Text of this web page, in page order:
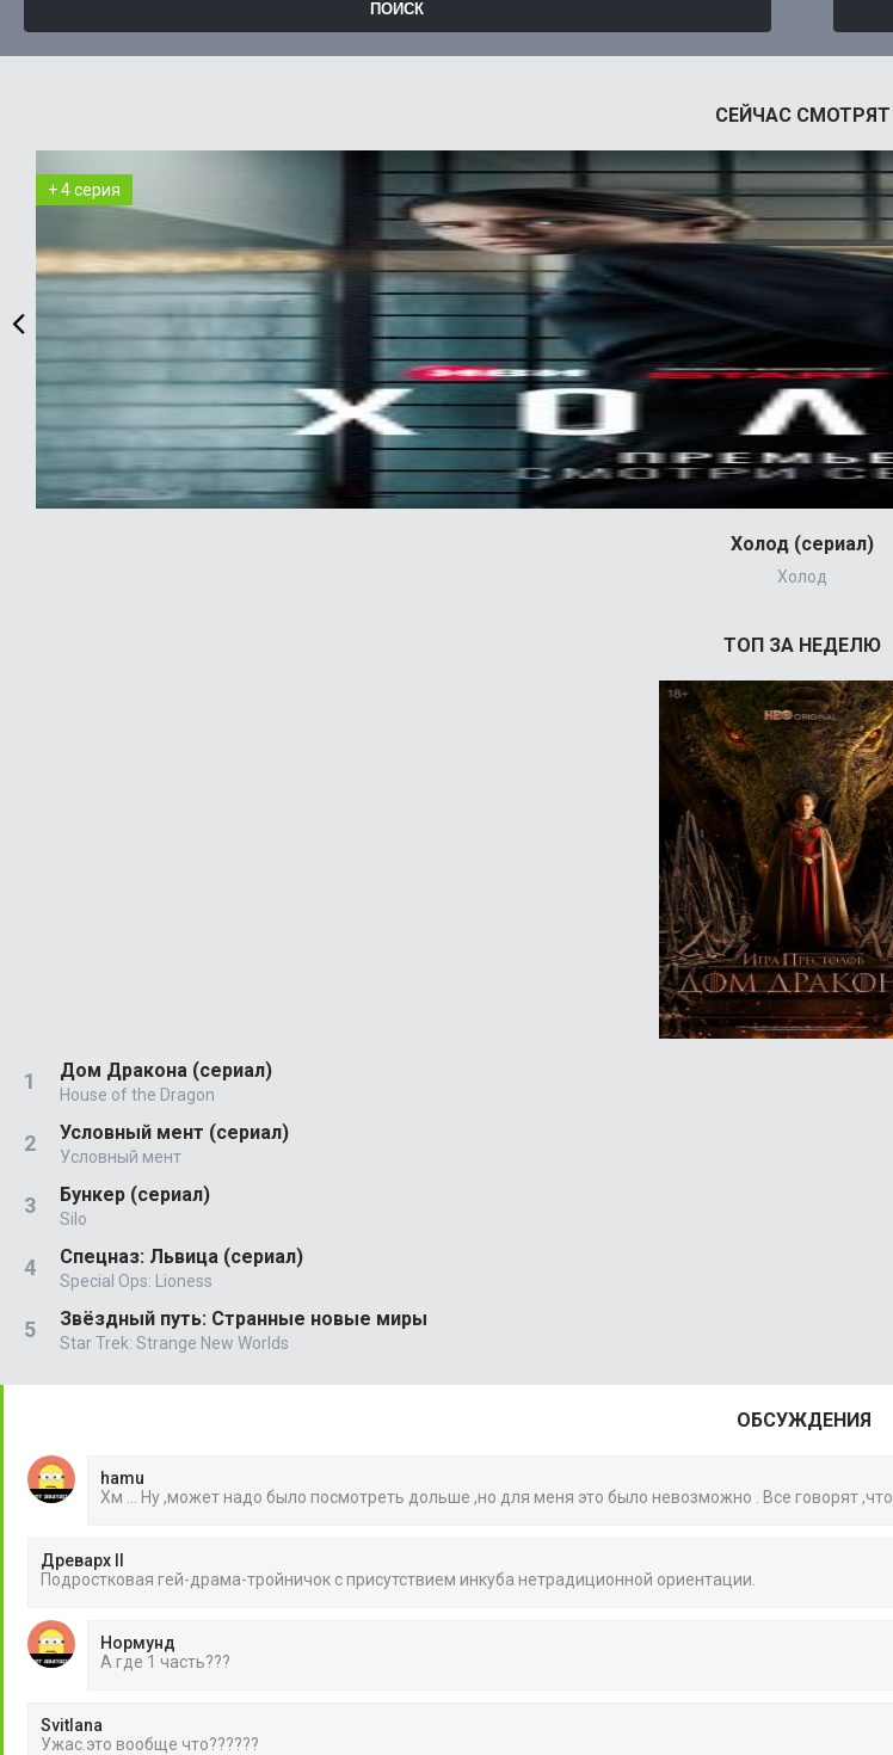
СЕЙЧАС СМОТРЯТ
+ 4 серия
Холод (сериал)
Холод
ТОП ЗА НЕДЕЛЮ
Дом Дракона (сериал)
House of the Dragon
Условный мент (сериал)
Условный мент
Бункер (сериал)
Silo
Спецназ: Львица (сериал)
Special Ops: Lioness
Звёздный путь: Странные новые миры
Star Trek: Strange New Worlds
ОБСУЖДЕНИЯ
hamu
Хм ... Ну ,может надо было посмотреть дольше ,но для меня это было невозможно . Все говорят ,что
Древарх II
Подростковая гей-драма-тройничок с присутствием инкуба нетрадиционной ориентации.
Нормунд
А где 1 часть???
Svitlana
Ужас.это вообще что??????